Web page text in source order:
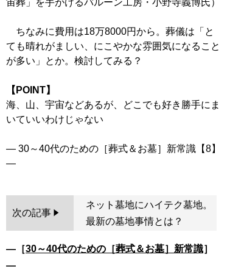
ちなみに費用は18万8000円から。葬儀は「と
ても晴れがましい、にこやかな雰囲気になること
が多い」とか。検討してみる？
【POINT】
海、山、宇宙などあるが、どこでも好き勝手にま
いていいわけじゃない
― 30～40代のための［葬式＆お墓］新常識【8】
次の記事
ネット墓地にハイテク墓地。
最新の墓地事情とは？
―［30～40代のための［葬式＆お墓］新常識］
―